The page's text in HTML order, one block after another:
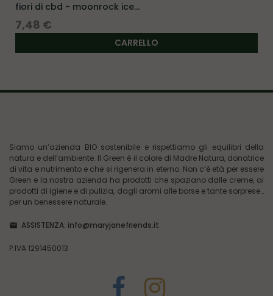
fiori di cbd - moonrock ice...
Prezzo
7,48 €
CARRELLO
Siamo un’azienda BIO sostenibile e rispettiamo gli equilibri della
natura e dell’ambiente. Il Green è il colore di Madre Natura, donatrice
di vita e nutrimento e che si rigenera in eterno. Non c’è età per essere
Green e la nostra azienda ha prodotti che spaziano dalle creme, ai
prodotti di igiene e di pulizia, dagli aromi alle borse e tante sorprese…
per un benessere naturale.
ASSISTENZA: info@maryjanefriends.it
P.IVA 1291450013